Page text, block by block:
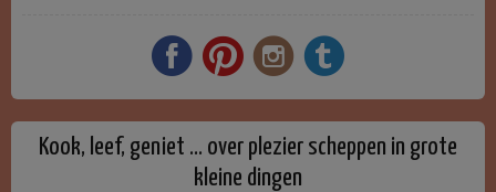
Kook, leef, geniet … over plezier scheppen in grote
kleine dingen